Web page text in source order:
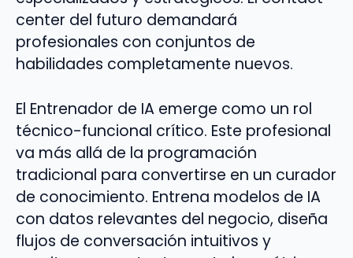
center del futuro demandará
profesionales con conjuntos de
habilidades completamente nuevos.
El Entrenador de IA emerge como un rol
técnico-funcional crítico. Este profesional
va más allá de la programación
tradicional para convertirse en un curador
de conocimiento. Entrena modelos de IA
con datos relevantes del negocio, diseña
flujos de conversación intuitivos y